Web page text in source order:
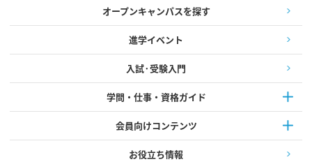
オープンキャンパスを探す
進学イベント
入試·受験入門
学問・仕事・資格ガイド
会員向けコンテンツ
お役立ち情報